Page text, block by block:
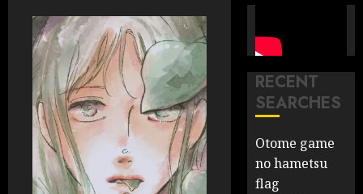
RECENT
SEARCHES
Otome game
no hametsu
flag